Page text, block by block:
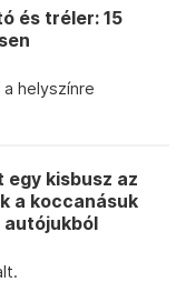
és tréler: 15
helyszínre
kisbusz az
a koccanásuk
autójukból